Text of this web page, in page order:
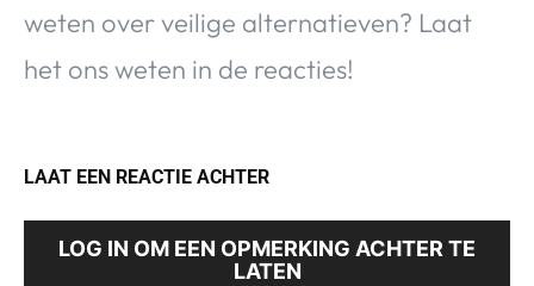
weten over veilige alternatieven? Laat
het ons weten in de reacties!
LAAT EEN REACTIE ACHTER
LOG IN OM EEN OPMERKING ACHTER TE
LATEN